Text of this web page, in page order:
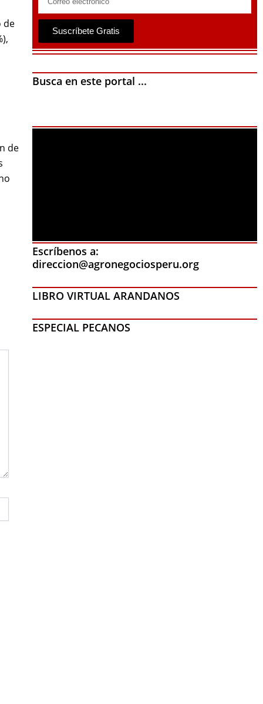
de
de
Suscríbete Gratis
Busca en este portal ...
Escríbenos a:
direccion@agronegociosperu.org
LIBRO VIRTUAL ARANDANOS
ESPECIAL PECANOS